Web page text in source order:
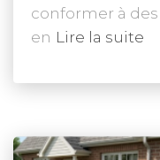
conformer à
en Lire la suite